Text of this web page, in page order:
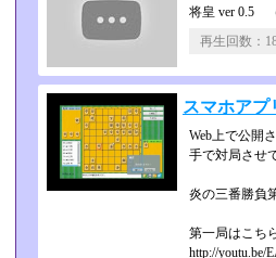
将皇 ver 0.5
再生回数
スマホア
Web上で公開
手で対局させ
炎の三番勝負
第一局はこち
http://youtu.be/